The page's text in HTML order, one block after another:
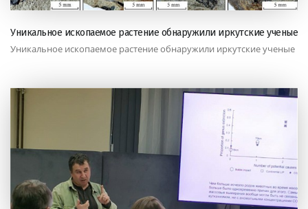
Уникальное ископаемое растение обнаружили иркутские ученые
Уникальное ископаемое растение обнаружили иркутские ученые